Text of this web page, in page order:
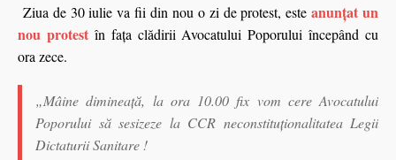
Ziua de 30 iulie va fii din nou o zi de protest, esteanunţat un
nou protestîn faţa clădirii Avocatului Poporului începând cu
ora zece.
„Mâine dimineață, la ora 10.00 fix vom cere Avocatului
Poporului să sesizeze la CCR neconstituționalitatea Legii
Dictaturii Sanitare !